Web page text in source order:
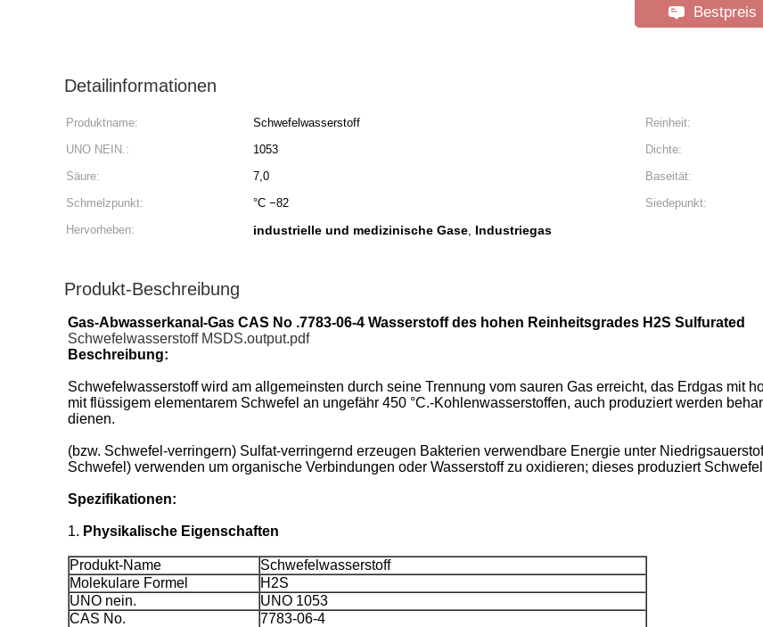
Bestpreis
Detailinformationen
Produktname: Schwefelwasserstoff Reinheit:
UNO NEIN.:
1053 Dichte:
Säure:
7,0 Baseität:
Schmelzpunkt:
°C −82 Siedepunkt:
Hervorheben:
industrielle und medizinische Gase, Industriegas
Produkt-Beschreibung
Gas-Abwasserkanal-Gas CAS No .7783-06-4 Wasserstoff des hohen Reinheitsgrades H2S Sulfurated
Schwefelwasserstoff MSDS.output.pdf
Beschreibung:
Schwefelwasserstoff wird am allgemeinsten durch seine Trennung vom sauren Gas erreicht, das Erdgas mit
mit flüssigem elementarem Schwefel an ungefähr 450 °C.-Kohlenwasserstoffen, auch produziert werden
dienen.
(bzw. Schwefel-verringern) Sulfat-verringernd erzeugen Bakterien verwendbare Energie unter
Schwefel) verwenden um organische Verbindungen oder Wasserstoff zu oxidieren; dieses produziert
Spezifikationen:
1. Physikalische Eigenschaften
Produkt-Name
Schwefelwasserstoff
Molekulare Formel
H2S
UNO nein.
UNO 1053
CAS No.
7783-06-4